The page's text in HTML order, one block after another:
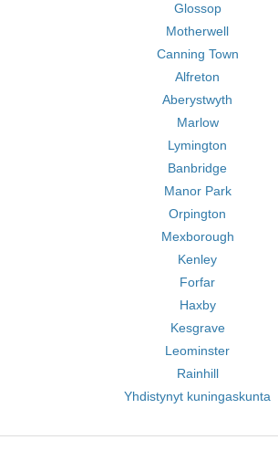
Glossop
Motherwell
Canning Town
Alfreton
Aberystwyth
Marlow
Lymington
Banbridge
Manor Park
Orpington
Mexborough
Kenley
Forfar
Haxby
Kesgrave
Leominster
Rainhill
Yhdistynyt kuningaskunta